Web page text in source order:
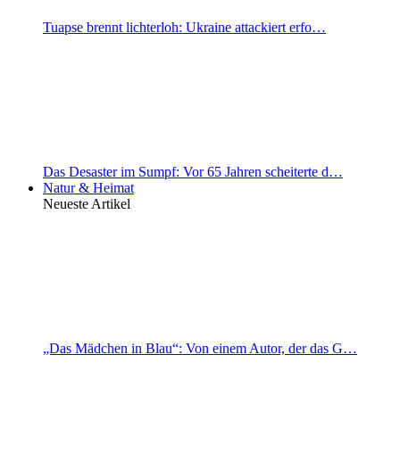
Tuapse brennt lichterloh: Ukraine attackiert erfo…
Das Desaster im Sumpf: Vor 65 Jahren scheiterte d…
Natur & Heimat
Neueste Artikel
„Das Mädchen in Blau“: Von einem Autor, der das G…